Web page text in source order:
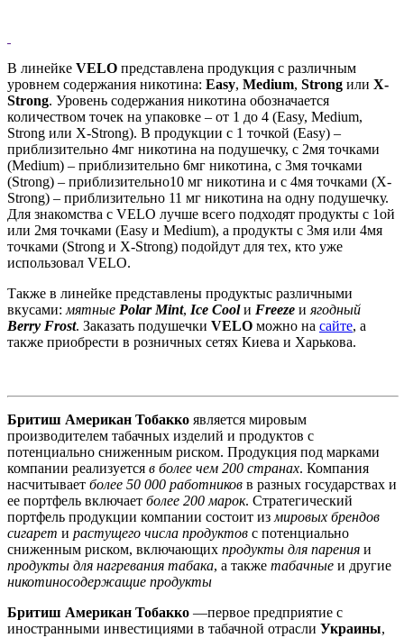
В линейке VELO представлена ​​продукция с различным
уровнем содержания никотина: Easy, Medium, Strong или X-
Strong. Уровень содержания никотина обозначается
количеством точек на упаковке – от 1 до 4 (Easy, Medium,
Strong или X-Strong). В продукции с 1 точкой (Easy) –
приблизительно 4мг никотина на подушечку, с 2мя точками
(Medium) – приблизительно 6мг никотина, с 3мя точками
(Strong) – приблизительно10 мг никотина и с 4мя точками (X-
Strong) – приблизительно 11 мг никотина на одну подушечку.
Для знакомства с VELO лучше всего подходят продукты c 1ой
или 2мя точками (Easy и Medium), а продукты с 3мя или 4мя
точками (Strong и X-Strong) подойдут для тех, кто уже
использовал VELO.
Также в линейке представлены продуктыс различными
вкусами:мятные PolarMint, Ice Coolи Freeze иягодный
Berry Frost. Заказать подушечки VELO можно на сайте, а
также приобрести в розничных сетях Киева и Харькова.
Бритиш Американ Тобакко является мировым
производителем табачных изделий и продуктов с
потенциально сниженным риском. Продукция под марками
компании реализуется в более чем 200 странах. Компания
насчитывает более 50 000 работников в разных государствах и
ее портфель включает более 200 марок. Стратегический
портфель продукции компании состоит измировых брендов
сигарет и растущего числа продуктов с потенциально
сниженным риском, включающих продукты для парения и
продукты для нагревания табака, а также табачные и другие
никотиносодержащие продукты
Бритиш Американ Тобакко —первое предприятие с
иностранными инвестициями в табачной отрасли Украины,